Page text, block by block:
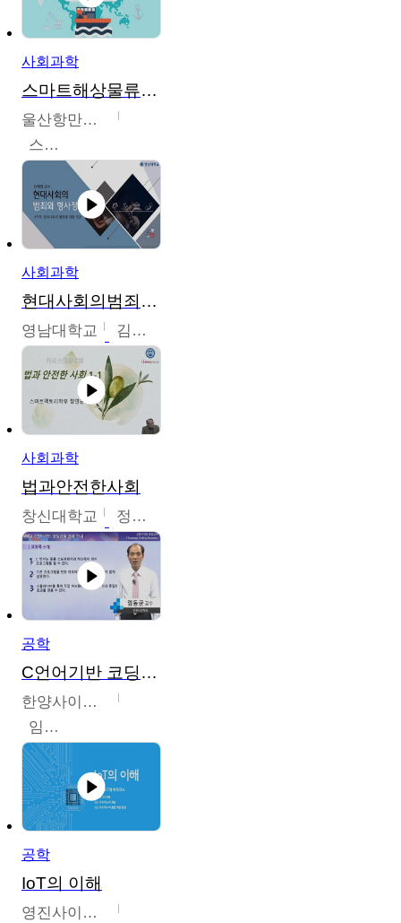
사회과학
스마트해상물류관리사 교육과정2
울산항만공사
스마트해상물류관리사 교육위원회
사회과학
현대사회의범죄와형사정책
영남대학교 김혜정
사회과학
법과안전한사회
창신대학교 정연균
공학
C언어기반 코딩교육
한양사이버대학교
임동균
공학
IoT의 이해
영진사이버대학교